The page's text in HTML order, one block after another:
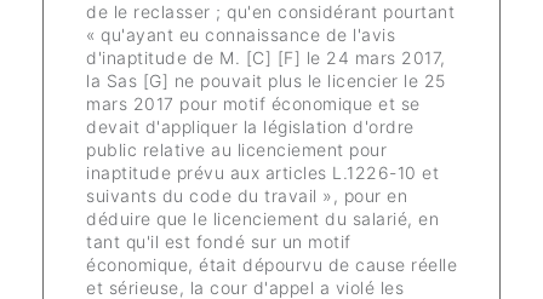
de le reclasser ; qu'en considérant pourtant
« qu'ayant eu connaissance de l'avis
d'inaptitude de M. [C] [F] le 24 mars 2017,
la Sas [G] ne pouvait plus le licencier le 25
mars 2017 pour motif économique et se
devait d'appliquer la législation d'ordre
public relative au licenciement pour
inaptitude prévu aux articles L.1226-10 et
suivants du code du travail », pour en
déduire que le licenciement du salarié, en
tant qu'il est fondé sur un motif
économique, était dépourvu de cause réelle
et sérieuse, la cour d'appel a violé les